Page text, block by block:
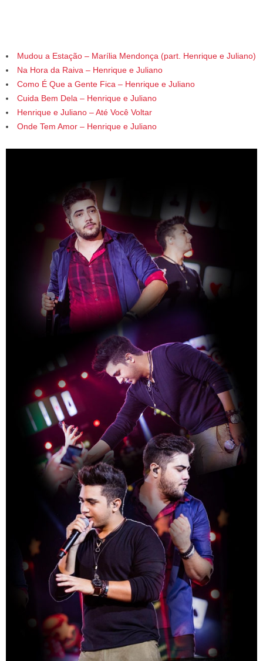
Mudou a Estação – Marília Mendonça (part. Henrique e Juliano)
Na Hora da Raiva – Henrique e Juliano
Como É Que a Gente Fica – Henrique e Juliano
Cuida Bem Dela – Henrique e Juliano
Henrique e Juliano – Até Você Voltar
Onde Tem Amor – Henrique e Juliano